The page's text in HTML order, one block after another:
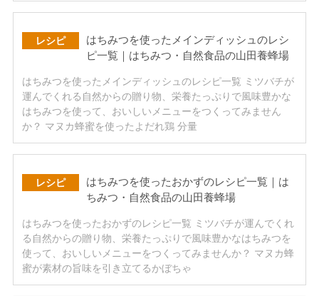
レシピ
はちみつを使ったメインディッシュのレシ
ピ一覧｜はちみつ・自然食品の山田養蜂場
はちみつを使ったメインディッシュのレシピ一覧 ミツバチが
運んでくれる自然からの贈り物、栄養たっぷりで風味豊かな
はちみつを使って、おいしいメニューをつくってみません
か？ マヌカ蜂蜜を使ったよだれ鶏 分量
レシピ
はちみつを使ったおかずのレシピ一覧｜は
ちみつ・自然食品の山田養蜂場
はちみつを使ったおかずのレシピ一覧 ミツバチが運んでくれ
る自然からの贈り物、栄養たっぷりで風味豊かなはちみつを
使って、おいしいメニューをつくってみませんか？ マヌカ蜂
蜜が素材の旨味を引き立てるかぼちゃ